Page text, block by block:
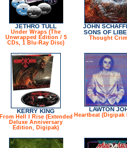
JETHRO TULL
Under Wraps (The
Unwrapped Edition / 5
CDs, 1 Blu-Ray Disc)
JOHN
SONS OF
Thought
KERRY KING
From Hell I Rise (Extended
Deluxe Anniversary
Edition, Digipak)
LAWTON
Heartbeat (Digipak